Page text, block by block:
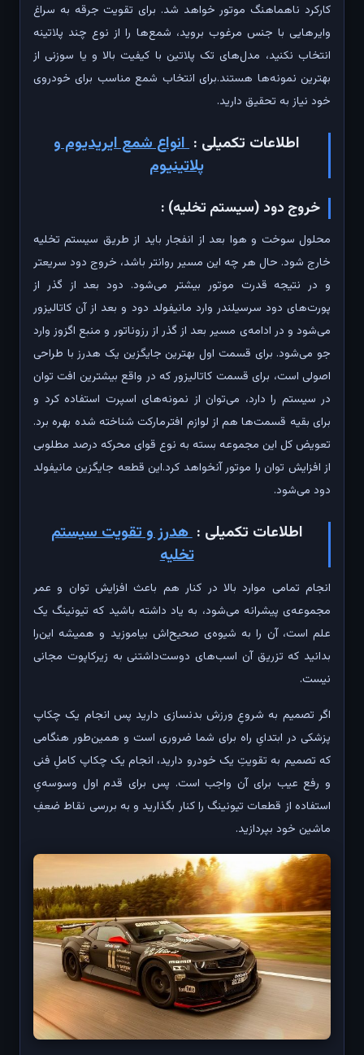
کارکرد ناهماهنگ موتور خواهد شد. برای تقویت جرقه به سراغ
وایر‌هایی با جنس مرغوب بروید، شمع‌ها را از نوع چند پلاتینه
انتخاب نکنید، مدل‌های تک پلاتین با کیفیت بالا و یا سوزنی از
بهترین‌ نمونه‌ها هستند.برای انتخاب شمع مناسب برای خودروی
خود نیاز به تحقیق دارید.
اطلاعات تکمیلی :انواع شمع ایریدیوم و
پلاتینیوم
خروج دود (سیستم تخلیه) :
محلول سوخت و هوا بعد از انفجار باید از طریق سیستم تخلیه
خارج شود. حال هر چه این مسیر روانتر باشد، خروج دود سریعتر
و در نتیجه قدرت موتور بیشتر می‌شود. دود بعد از گذر از
پورت‌های دود سرسیلندر وارد مانیفولد دود و بعد از آن کاتالیزور
می‌شود و در ادامه‌ی مسیر بعد از گذر از رزوناتور و منبع اگزوز وارد
جو می‌شود. برای قسمت اول بهترین جایگزین یک هدرز با طراحی
اصولی است، برای قسمت کاتالیزور که در واقع بیشترین افت توان
در سیستم را دارد، می‌توان از نمونه‌های اسپرت استفاده کرد و
برای بقیه قسمت‌ها هم از لوازم افتر‌مارکت شناخته شده بهره برد.
تعویض کل این مجموعه بسته به نوع قوای محرکه درصد مطلوبی
از افزایش توان را موتور آنخواهد کرد.این قطعه جایگزین مانیفولد
دود می‌شود.
اطلاعات تکمیلی :هدرز و تقویت سیستم
تخلیه
انجام تمامی موارد بالا در کنار هم باعث افزایش توان و عمر
مجموعه‌ی پیشرانه می‌شود، به یاد داشته باشید که تیونینگ یک
علم است، آن را به شیوه‌ی صحیح‌اش بیاموزید و همیشه این‌را
بدانید که تزریق آن اسب‌های دوست‌داشتنی به زیرکاپوت مجانی
نیست.
اگر تصمیم به شروعِ ورزش بدنسازی دارید پس انجام یک چکاپ
پزشکی در ابتدایِ راه برای شما ضروری است و همین‌طور هنگامی
که تصمیم به تقویتِ یک خودرو دارید، انجام یک چکاپ کاملِ فنی
و رفع عیب برای آن واجب است. پس برای قدم اول وسوسه‌یِ
استفاده از قطعات تیونینگ را کنار بگذارید و به بررسی نقاط ضعفِ
ماشین خود بپردازید.